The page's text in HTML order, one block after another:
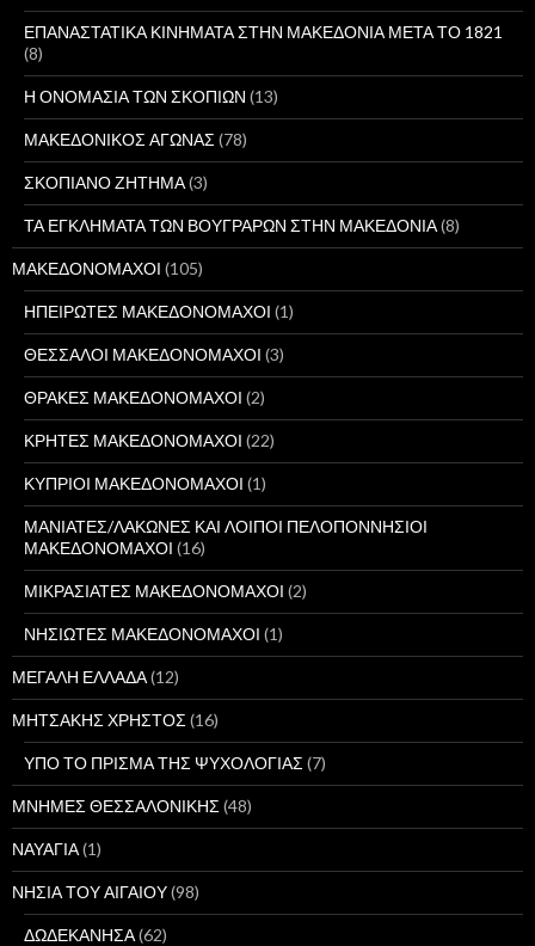
ΕΠΑΝΑΣΤΑΤΙΚΑ ΚΙΝΗΜΑΤΑ ΣΤΗΝ ΜΑΚΕΔΟΝΙΑ ΜΕΤΑ ΤΟ 1821
(8)
Η ΟΝΟΜΑΣΙΑ ΤΩΝ ΣΚΟΠΙΩΝ (13)
ΜΑΚΕΔΟΝΙΚΟΣ ΑΓΩΝΑΣ (78)
ΣΚΟΠΙΑΝΟ ΖΗΤΗΜΑ(3)
ΤΑ ΕΓΚΛΗΜΑΤΑ ΤΩΝ ΒΟΥΓΡΑΡΩΝ ΣΤΗΝ ΜΑΚΕΔΟΝΙΑ(8)
ΜΑΚΕΔΟΝΟΜΑΧΟΙ (105)
ΗΠΕΙΡΩΤΕΣ ΜΑΚΕΔΟΝΟΜΑΧΟΙ (1)
ΘΕΣΣΑΛΟΙ ΜΑΚΕΔΟΝΟΜΑΧΟΙ (3)
ΘΡΑΚΕΣ ΜΑΚΕΔΟΝΟΜΑΧΟΙ (2)
ΚΡΗΤΕΣ ΜΑΚΕΔΟΝΟΜΑΧΟΙ (22)
ΚΥΠΡΙΟΙ ΜΑΚΕΔΟΝΟΜΑΧΟΙ (1)
ΜΑΝΙΑΤΕΣ/ΛΑΚΩΝΕΣ ΚΑΙ ΛΟΙΠΟΙ ΠΕΛΟΠΟΝΝΗΣΙΟΙ
ΜΑΚΕΔΟΝΟΜΑΧΟΙ (16)
ΜΙΚΡΑΣΙΑΤΕΣ ΜΑΚΕΔΟΝΟΜΑΧΟΙ (2)
ΝΗΣΙΩΤΕΣ ΜΑΚΕΔΟΝΟΜΑΧΟΙ (1)
ΜΕΓΑΛΗ ΕΛΛΑΔΑ(12)
ΜΗΤΣΑΚΗΣ ΧΡΗΣΤΟΣ (16)
ΥΠΟ ΤΟ ΠΡΙΣΜΑ ΤΗΣ ΨΥΧΟΛΟΓΙΑΣ (7)
ΜΝΗΜΕΣ ΘΕΣΣΑΛΟΝΙΚΗΣ (48)
ΝΑΥΑΓΙΑ(1)
ΝΗΣΙΑ ΤΟΥ ΑΙΓΑΙΟΥ(98)
ΔΩΔΕΚΑΝΗΣΑ(62)